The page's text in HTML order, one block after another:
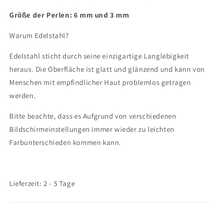
Größe der Perlen: 6 mm und 3 mm
Warum Edelstahl?
Edelstahl sticht durch seine einzigartige Langlebigkeit
heraus. Die Oberfläche ist glatt und glänzend und kann von
Menschen mit empfindlicher Haut problemlos getragen
werden.
Bitte beachte, dass es Aufgrund von verschiedenen
Bildschirmeinstellungen immer wieder zu leichten
Farbunterschieden kommen kann.
Lieferzeit: 2 - 5 Tage